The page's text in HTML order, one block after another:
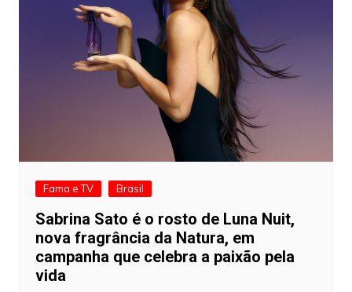
Fama e TV Brasil
Sabrina Sato é o rosto de Luna Nuit,
nova fragrância da Natura, em
campanha que celebra a paixão pela
vida